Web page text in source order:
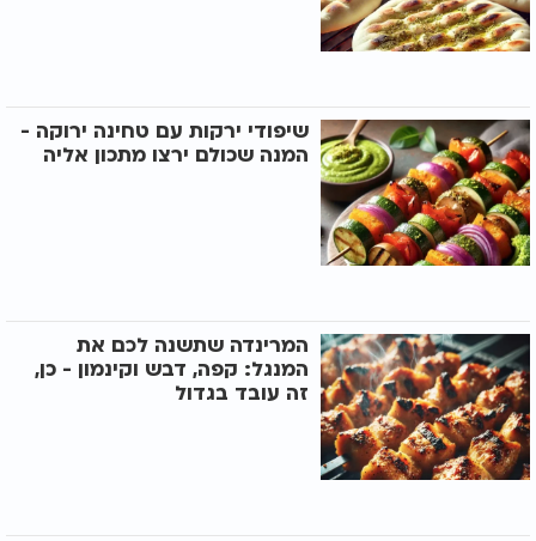
שיפודי ירקות עם טחינה ירוקה -
המנה שכולם ירצו מתכון אליה
המרינדה שתשנה לכם את
המנגל: קפה, דבש וקינמון - כן,
זה עובד בגדול